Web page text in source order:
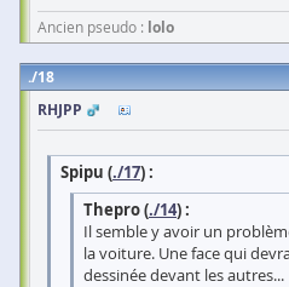
Ancien pseudo : lolo
18
RHJPP
Spipu (./17) :
Thepro (./14) :
Il semble y avoir un
la voiture. Une face qui
dessinée devant les autres...